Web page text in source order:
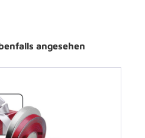
angesehen